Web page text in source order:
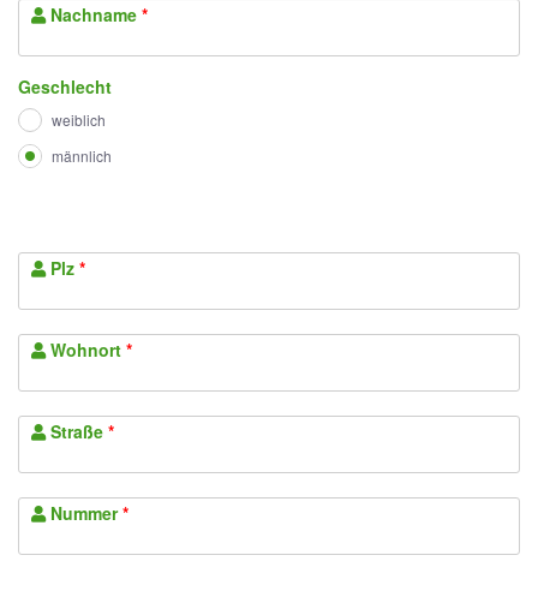
Nachname *
Geschlecht
weiblich
männlich
Plz *
Wohnort *
Straße *
Nummer*